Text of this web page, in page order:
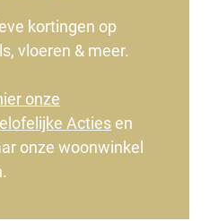
kortingen op
vloeren & meer.
onze
Acties en
onze woonwinkel